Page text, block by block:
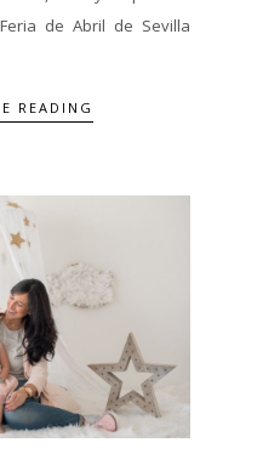
de Abril de Sevilla
READING